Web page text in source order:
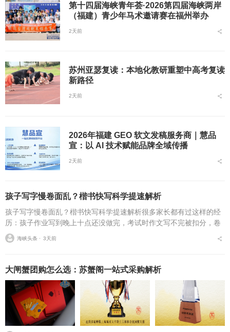
第十四届海峡青年荟·2026第四届海峡两岸
（福建）青少年马术邀请赛在福州举办
2天前
苏州亚瑟复读：本地化教研重塑中高考复读
新路径
2天前
2026年福建 GEO 软文发稿服务商｜慧品
宣：以 AI 技术赋能品牌全域传播
2天前
孩子写字慢卷面乱？楷书快写科学提速解析
孩子写字慢卷面乱？楷书快写科学提速解析很多家长都有过这样的经
历：孩子作业写到晚上十点还没做完，考试时作文写不完被扣分，卷
面因为字迹潦草被老师多次点名。据相关调查显示，67%的小学生存
在书写速度不达标问...
海峡头条 ⋅ 3天前
大闸蟹团购怎么选：苏蟹阁一站式采购解析